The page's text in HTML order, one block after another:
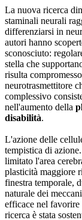
La nuova ricerca
staminali neurali
differenziarsi in
autori hanno
sconosciuto:
stella che
risulta
neurotrasmettitore
complessivo
nell'aumento della
disabilità.
L'azione delle
tempistica di
limitato l'area
plasticità maggiore
finestra temporale,
naturale dei
efficace nel
ricerca è stata